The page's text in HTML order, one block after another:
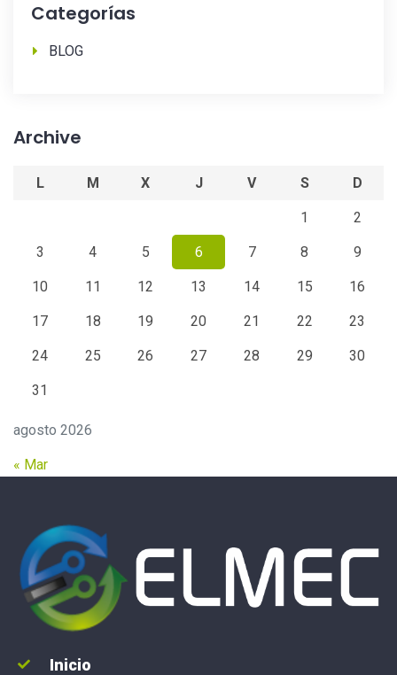
Categorías
BLOG
Archive
agosto 2026
L M X J V S D
1 2
3 4 5 6 7 8 9
10 11 12 13 14 15 16
17 18 19 20 21 22 23
24 25 26 27 28 29 30
31
« Mar
Inicio